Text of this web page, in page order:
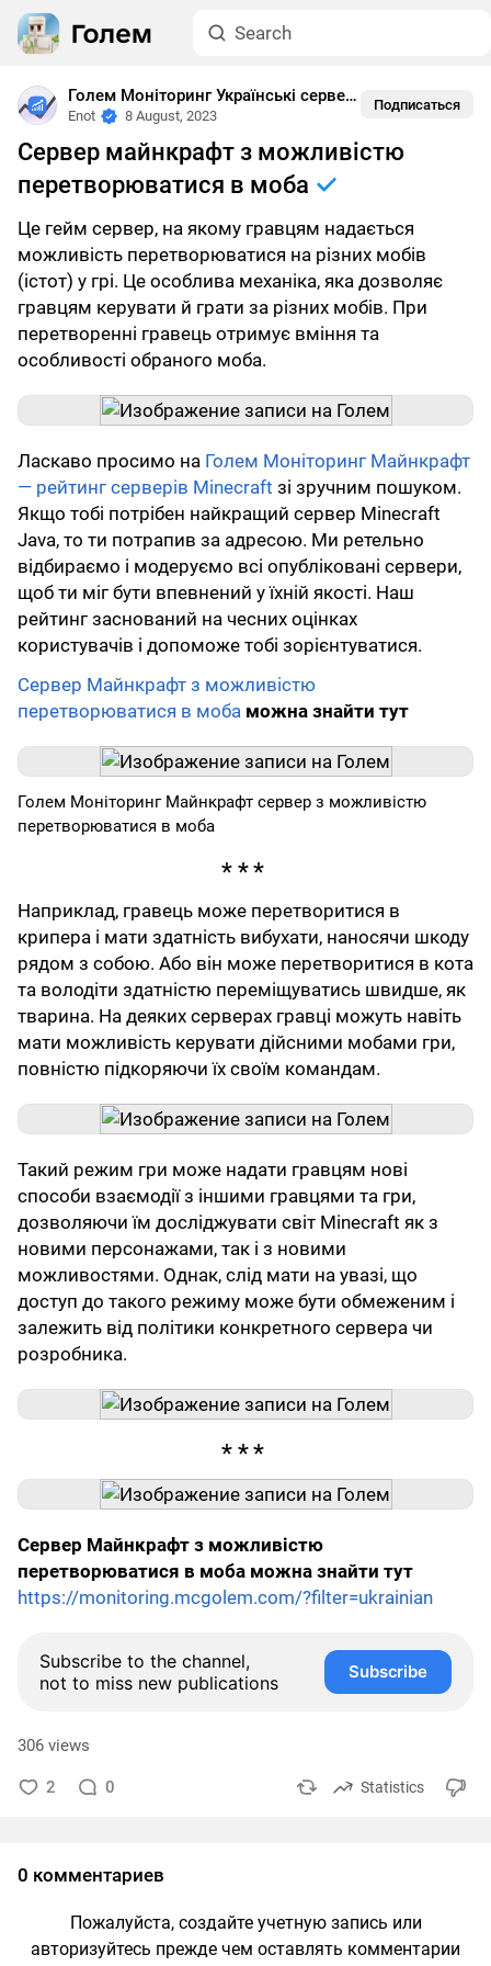
Голем Моніторинг Українські сервера Майнкрафт
Enot 8 August, 2023
Подписаться
Сервер майнкрафт з можливістю
перетворюватися в моба
Це гейм сервер, на якому гравцям надається
можливість перетворюватися на різних мобів
(істот) у грі. Це особлива механіка, яка дозволяє
гравцям керувати й грати за різних мобів. При
перетворенні гравець отримує вміння та
особливості обраного моба.
Ласкаво просимо на Голем Моніторинг Майнкрафт
— рейтинг серверів Minecraft зі зручним пошуком.
Якщо тобі потрібен найкращий сервер Minecraft
Java, то ти потрапив за адресою. Ми ретельно
відбираємо і модеруємо всі опубліковані сервери,
щоб ти міг бути впевнений у їхній якості. Наш
рейтинг заснований на чесних оцінках
користувачів і допоможе тобі зорієнтуватися.
Сервер Майнкрафт з можливістю
перетворюватися в моба можна знайти тут
Голем Моніторинг Майнкрафт сервер з можливістю
перетворюватися в моба
Наприклад, гравець може перетворитися в
крипера і мати здатність вибухати, наносячи шкоду
рядом з собою. Або він може перетворитися в кота
та володіти здатністю переміщуватись швидше, як
тварина. На деяких серверах гравці можуть навіть
мати можливість керувати дійсними мобами гри,
повністю підкоряючи їх своїм командам.
Такий режим гри може надати гравцям нові
способи взаємодії з іншими гравцями та гри,
дозволяючи їм досліджувати світ Minecraft як з
новими персонажами, так і з новими
можливостями. Однак, слід мати на увазі, що
доступ до такого режиму може бути обмеженим і
залежить від політики конкретного сервера чи
розробника.
Сервер Майнкрафт з можливістю
перетворюватися в моба можна знайти тут
https://monitoring.mcgolem.com/?filter=ukrainian
Subscribe to the channel,
not to miss new publications
Subscribe
306 views
2 0 Statistics
0 комментариев
Пожалуйста, создайте учетную запись или
авторизуйтесь прежде чем оставлять комментарии